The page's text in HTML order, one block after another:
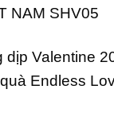
NAM SHV05
Valentine
Endless